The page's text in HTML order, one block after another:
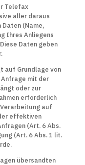
Telefax
aller daraus
(Name,
Ihres Anliegens
Daten geben
auf Grundlage von
Anfrage mit der
oder zur
erforderlich
auf
effektiven
(Art. 6 Abs.
(Art. 6 Abs. 1 lit.
übersandten